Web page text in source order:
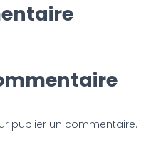
publier un commentaire.